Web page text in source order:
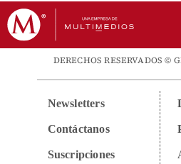
DERECHOS RESERVADOS ©
Newsletters
Contáctanos
Suscripciones